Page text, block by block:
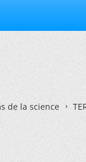
de la science